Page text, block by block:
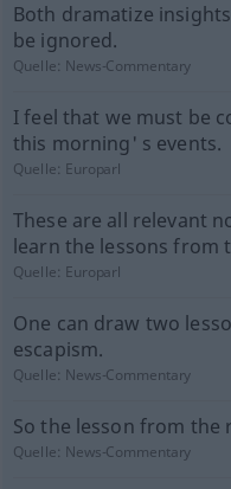
Both dramatize
be ignored.
Quelle: News-Commentary
I feel that we must be
this morning' s events.
Quelle: Europarl
These are all relevant
learn the lessons from
Quelle: Europarl
One can draw two
escapism.
Quelle: News-Commentary
So the lesson from the
Quelle: News-Commentary